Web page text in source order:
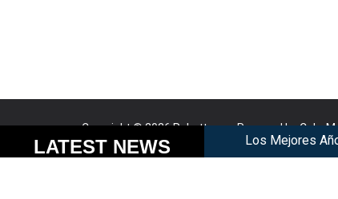
Copyright © 2026Robotto.mx. Powered by
LATEST NEWS Los Mejores Años
Cookies help us